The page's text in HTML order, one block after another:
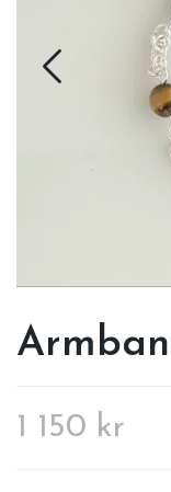
1 150 kr